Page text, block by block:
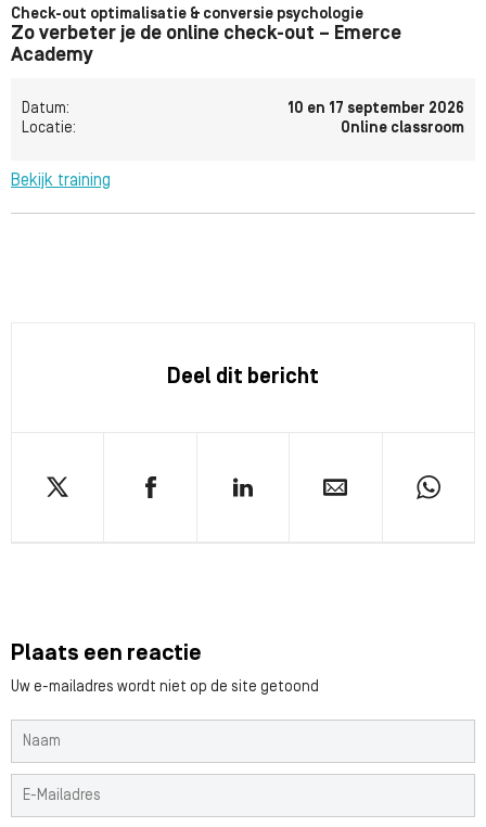
Check-out optimalisatie & conversie psychologie
Zo verbeter je de online check-out – Emerce
Academy
Datum:
10 en 17 september 2026
Locatie:
Online classroom
Bekijk training
Deel dit bericht
Plaats een reactie
Uw e-mailadres wordt niet op de site getoond